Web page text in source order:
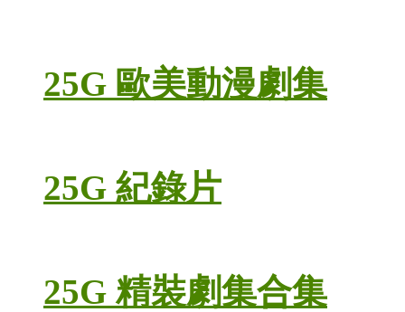
25G 歐美動漫劇集
25G 紀錄片
25G 精裝劇集合集